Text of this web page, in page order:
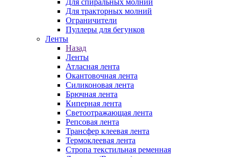
Для спиральных молний
Для тракторных молний
Ограничители
Пуллеры для бегунков
Ленты
Назад
Ленты
Атласная лента
Окантовочная лента
Силиконовая лента
Брючная лента
Киперная лента
Светоотражающая лента
Репсовая лента
Трансфер клеевая лента
Термоклеевая лента
Стропа текстильная ременная